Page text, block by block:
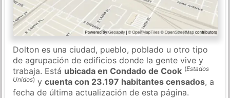
Dolton es una ciudad, pueblo, poblado u otro tipo
de agrupación de edificios donde la gente vive y
trabaja. Está ubicada en Condado de Cook (Estados
Unidos) ycuenta con 23.197 habitantes censados, a
fecha de última actualización de esta página.